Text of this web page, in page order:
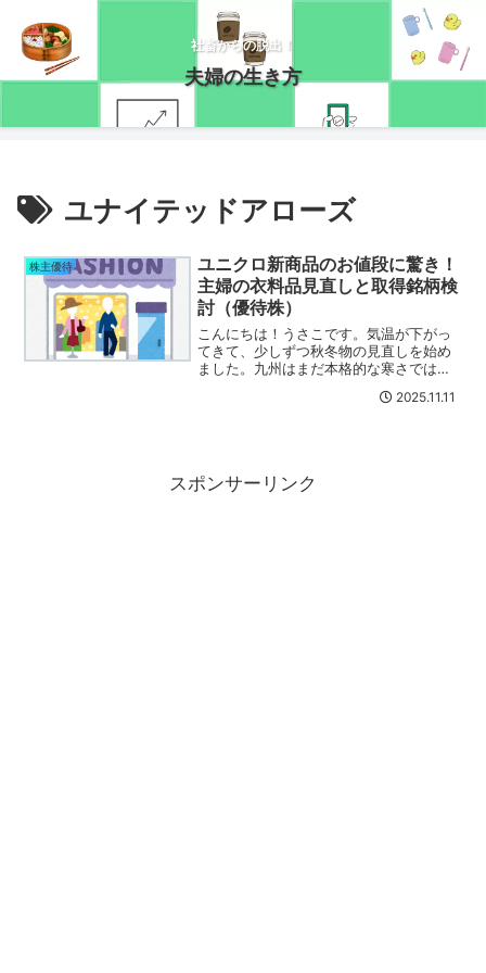
社畜からの脱出！
夫婦の生き方
ユナイテッドアローズ
株主優待
ユニクロ新商品のお値段に驚き！
主婦の衣料品見直しと取得銘柄検
討（優待株）
こんにちは！うさこです。気温が下がっ
てきて、少しずつ秋冬物の見直しを始め
ました。九州はまだ本格的な寒さではな
ヒートテックレギンスパンツが色褪せて
2025.11.11
スポンサーリンク